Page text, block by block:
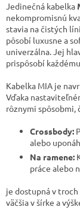
Jedinečná kabelka
nekompromisnú
stavia na čistých
pôsobí luxusne a
univerzálna. Jej
prispôsobí
​Kabelka MIA je
Vďaka
rôznymi spôsobmi,
Crossbody:
alebo
Na ramene:
práce alebo
​je dostupná v
väčšia v šírke a